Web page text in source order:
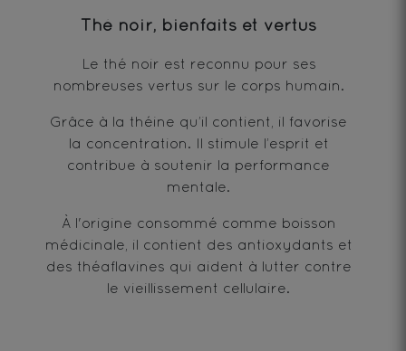
Thé noir, bienfaits et vertus
Le thé noir est reconnu pour ses
nombreuses vertus sur le corps humain.
Grâce à la théine qu’il contient, il favorise
la concentration. Il stimule l’esprit et
contribue à soutenir la performance
mentale.
À l'origine consommé comme boisson
médicinale, il contient des antioxydants et
des théaflavines qui aident à lutter contre
le vieillissement cellulaire.